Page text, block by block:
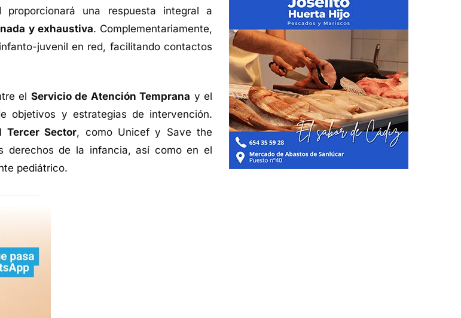
una respuesta integral a
y exhaustiva. Complementariamente,
juvenil en red, facilitando contactos
el Servicio de Atención Temprana y el
objetivos y estrategias de intervención.
Tercer Sector, como Unicef y Save the
derechos de la infancia, así como en el
pediátrico.